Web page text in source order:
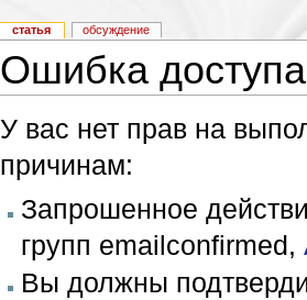
Ошибка доступа
У вас нет прав на
причинам:
Запрошенное
групп emailconfirmed,
Вы должны
статья обсуждение